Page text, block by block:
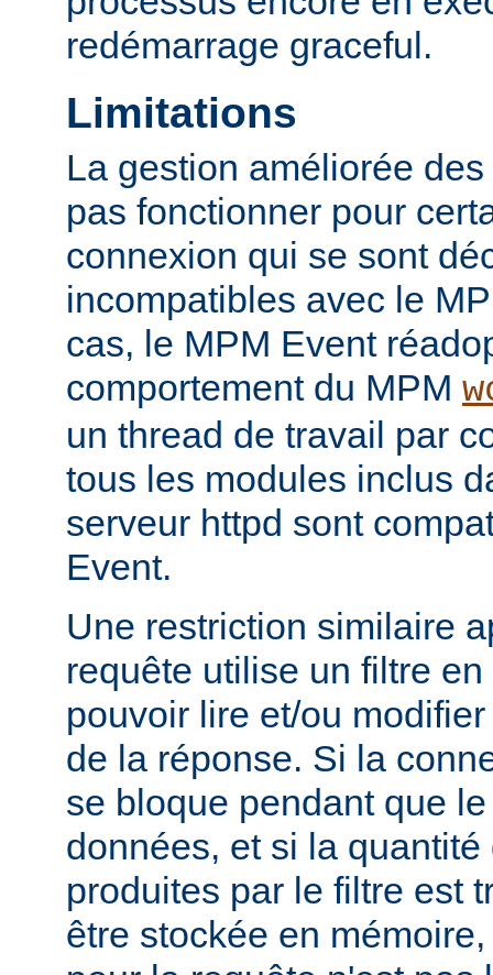
redémarrage graceful.
Limitations
La gestion améliorée
pas fonctionner pour
connexion qui se sont
incompatibles avec le
cas, le MPM Event
comportement du MPM
un thread de travail par
tous les modules inclus
serveur httpd sont
Event.
Une restriction similaire
requête utilise un filtre
pouvoir lire et/ou
de la réponse. Si la
se bloque pendant que
données, et si la
produites par le filtre est
être stockée en